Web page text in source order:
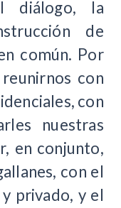
diálogo, la
de
común. Por
con
con
nuestras
en conjunto,
con el
privado, y el